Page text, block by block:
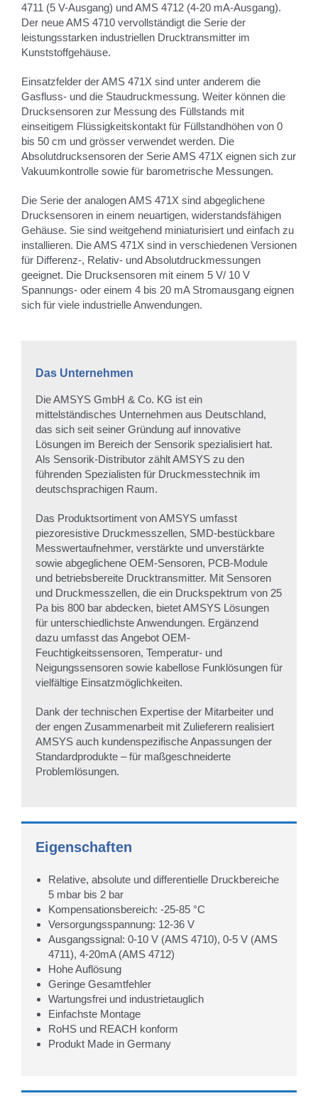
4711 (5 V-Ausgang) und AMS 4712 (4-20 mA-Ausgang).
Der neue AMS 4710 vervollständigt die Serie der
leistungsstarken industriellen Drucktransmitter im
Kunststoffgehäuse.
Einsatzfelder der AMS 471X sind unter anderem die
Gasfluss- und die Staudruckmessung. Weiter können die
Drucksensoren zur Messung des Füllstands mit
einseitigem Flüssigkeitskontakt für Füllstandhöhen von 0
bis 50 cm und grösser verwendet werden. Die
Absolutdrucksensoren der Serie AMS 471X eignen sich zur
Vakuumkontrolle sowie für barometrische Messungen.
Die Serie der analogen AMS 471X sind abgeglichene
Drucksensoren in einem neuartigen, widerstandsfähigen
Gehäuse. Sie sind weitgehend miniaturisiert und einfach zu
installieren. Die AMS 471X sind in verschiedenen Versionen
für Differenz-, Relativ- und Absolutdruckmessungen
geeignet. Die Drucksensoren mit einem 5 V/ 10 V
Spannungs- oder einem 4 bis 20 mA Stromausgang eignen
sich für viele industrielle Anwendungen.
Das Unternehmen
Die AMSYS GmbH & Co. KG ist ein
mittelständisches Unternehmen aus Deutschland,
das sich seit seiner Gründung auf innovative
Lösungen im Bereich der Sensorik spezialisiert hat.
Als Sensorik-Distributor zählt AMSYS zu den
führenden Spezialisten für Druckmesstechnik im
deutschsprachigen Raum.
Das Produktsortiment von AMSYS umfasst
piezoresistive Druckmesszellen, SMD-bestückbare
Messwertaufnehmer, verstärkte und unverstärkte
sowie abgeglichene OEM-Sensoren, PCB-Module
und betriebsbereite Drucktransmitter. Mit Sensoren
und Druckmesszellen, die ein Druckspektrum von 25
Pa bis 800 bar abdecken, bietet AMSYS Lösungen
für unterschiedlichste Anwendungen. Ergänzend
dazu umfasst das Angebot OEM-
Feuchtigkeitssensoren, Temperatur- und
Neigungssensoren sowie kabellose Funklösungen für
vielfältige Einsatzmöglichkeiten.
Dank der technischen Expertise der Mitarbeiter und
der engen Zusammenarbeit mit Zulieferern realisiert
AMSYS auch kundenspezifische Anpassungen der
Standardprodukte – für maßgeschneiderte
Problemlösungen.
Eigenschaften
Relative, absolute und differentielle Druckbereiche
5 mbar bis 2 bar
Kompensationsbereich: -25-85 °C
Versorgungsspannung: 12-36 V
Ausgangssignal: 0-10 V (AMS 4710), 0-5 V (AMS
4711), 4-20mA (AMS 4712)
Hohe Auflösung
Geringe Gesamtfehler
Wartungsfrei und industrietauglich
Einfachste Montage
RoHS und REACH konform
Produkt Made in Germany